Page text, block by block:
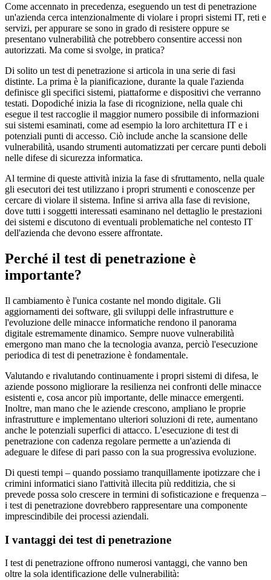
Come accennato in precedenza, eseguendo un test di penetrazione
un'azienda cerca intenzionalmente di violare i propri sistemi IT, reti e
servizi, per appurare se sono in grado di resistere oppure se
presentano vulnerabilità che potrebbero consentire accessi non
autorizzati. Ma come si svolge, in pratica?
Di solito un test di penetrazione si articola in una serie di fasi
distinte. La prima è la pianificazione, durante la quale l'azienda
definisce gli specifici sistemi, piattaforme e dispositivi che verranno
testati. Dopodiché inizia la fase di ricognizione, nella quale chi
esegue il test raccoglie il maggior numero possibile di informazioni
sui sistemi esaminati, come ad esempio la loro architettura IT e i
potenziali punti di accesso. Ciò include anche la scansione delle
vulnerabilità, usando strumenti automatizzati per cercare punti deboli
nelle difese di sicurezza informatica.
Al termine di queste attività inizia la fase di sfruttamento, nella quale
gli esecutori dei test utilizzano i propri strumenti e conoscenze per
cercare di violare il sistema. Infine si arriva alla fase di revisione,
dove tutti i soggetti interessati esaminano nel dettaglio le prestazioni
dei sistemi e discutono di eventuali problematiche nel contesto IT
dell'azienda che devono essere affrontate.
Perché il test di penetrazione è
importante?
Il cambiamento è l'unica costante nel mondo digitale. Gli
aggiornamenti dei software, gli sviluppi delle infrastrutture e
l'evoluzione delle minacce informatiche rendono il panorama
digitale estremamente dinamico. Sempre nuove vulnerabilità
emergono man mano che la tecnologia avanza, perciò l'esecuzione
periodica di test di penetrazione è fondamentale.
Valutando e rivalutando continuamente i propri sistemi di difesa, le
aziende possono migliorare la resilienza nei confronti delle minacce
esistenti e, cosa ancor più importante, delle minacce emergenti.
Inoltre, man mano che le aziende crescono, ampliano le proprie
infrastrutture e implementano ulteriori soluzioni di rete, aumentano
anche le potenziali superfici di attacco. L'esecuzione di test di
penetrazione con cadenza regolare permette a un'azienda di
adeguare le difese di pari passo con la sua progressiva evoluzione.
Di questi tempi – quando possiamo tranquillamente ipotizzare che i
crimini informatici siano l'attività illecita più redditizia, che si
prevede possa solo crescere in termini di sofisticazione e frequenza –
i test di penetrazione dovrebbero rappresentare una componente
imprescindibile dei processi aziendali.
I vantaggi dei test di penetrazione
I test di penetrazione offrono numerosi vantaggi, che vanno ben
oltre la sola identificazione delle vulnerabilità: